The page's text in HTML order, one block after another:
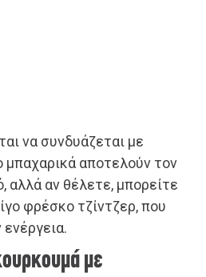
να συνδυάζεται με
μπαχαρικά αποτελούν τον
αλλά αν θέλετε, μπορείτε
φρέσκο τζίντζερ, που
με